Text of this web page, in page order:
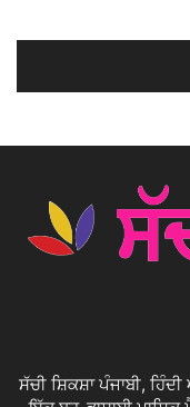
ਸੱਚੀ ਸ਼ਿਕਸ਼ਾ ਪੰਜਾਬੀ,